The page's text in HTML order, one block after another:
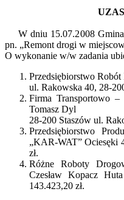
W dniu 15.07.2008 Gmina
pn. „Remont drogi w
O wykonanie w/w zadania
Przedsiębiorstwo
ul. Rakowska 40, 28-
Firma Transportowo
Tomasz Dyl
28-200 Staszów ul.
Przedsiębiorstwo
„KAR-WAT” Ociesęki
zł.
Różne Roboty
Czesław Kopacz
143.423,20 zł.